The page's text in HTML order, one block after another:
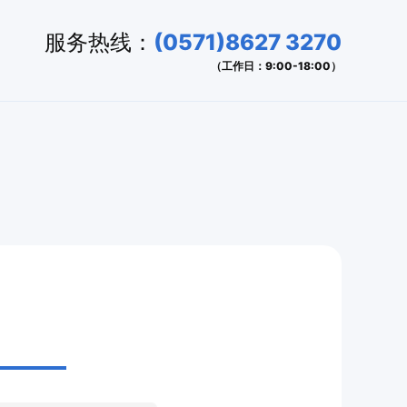
服务热线： (0571)8627 3270
（工作日：9:00-18:00）